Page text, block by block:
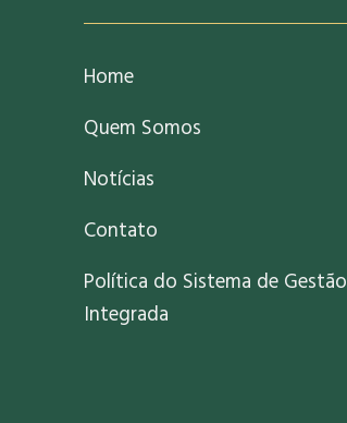
Home
Quem Somos
Notícias
Contato
Política do Sistema de Gestão
Integrada